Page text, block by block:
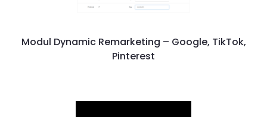
Modul Dynamic Remarketing – Google, TikTok,
Pinterest